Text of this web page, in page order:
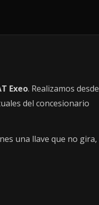
Exeo. Realizamos desde
del concesionario
una llave que no gira,